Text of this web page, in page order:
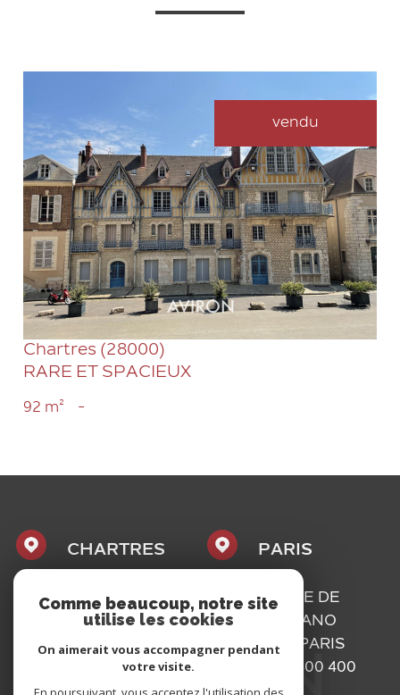
vendu
VOIR LE BIEN
Chartres (28000)
RARE ET SPACIEUX
92 m² -
CHARTRES
1, PLACE
MAURICE
CAZALIS
CHARTRES
PARIS
01 73 300 400
16, RUE DE
BASSANO
75116
PARIS
Comme beaucoup, notre site
utilise les cookies
On aimerait vous accompagner pendant
votre visite.